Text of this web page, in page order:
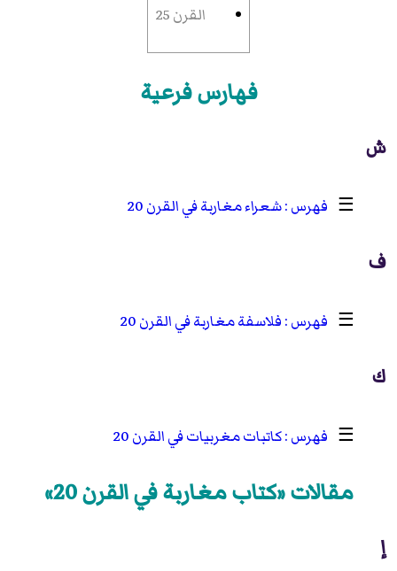
القرن 25
فهارس فرعية
ش
☰ شعراء مغاربة في القرن 20
ف
☰ فلاسفة مغاربة في القرن 20
ك
☰ كاتبات مغربيات في القرن 20
مقالات «كتاب مغاربة في القرن 20»
إ